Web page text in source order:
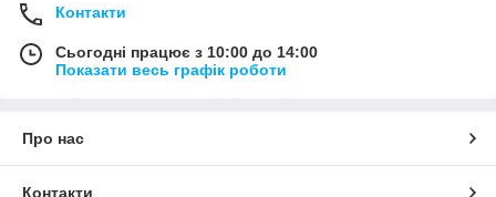
Контакти
Сьогодні працює з 10:00 до 14:00
Показати весь графік роботи
Про нас
Контакти